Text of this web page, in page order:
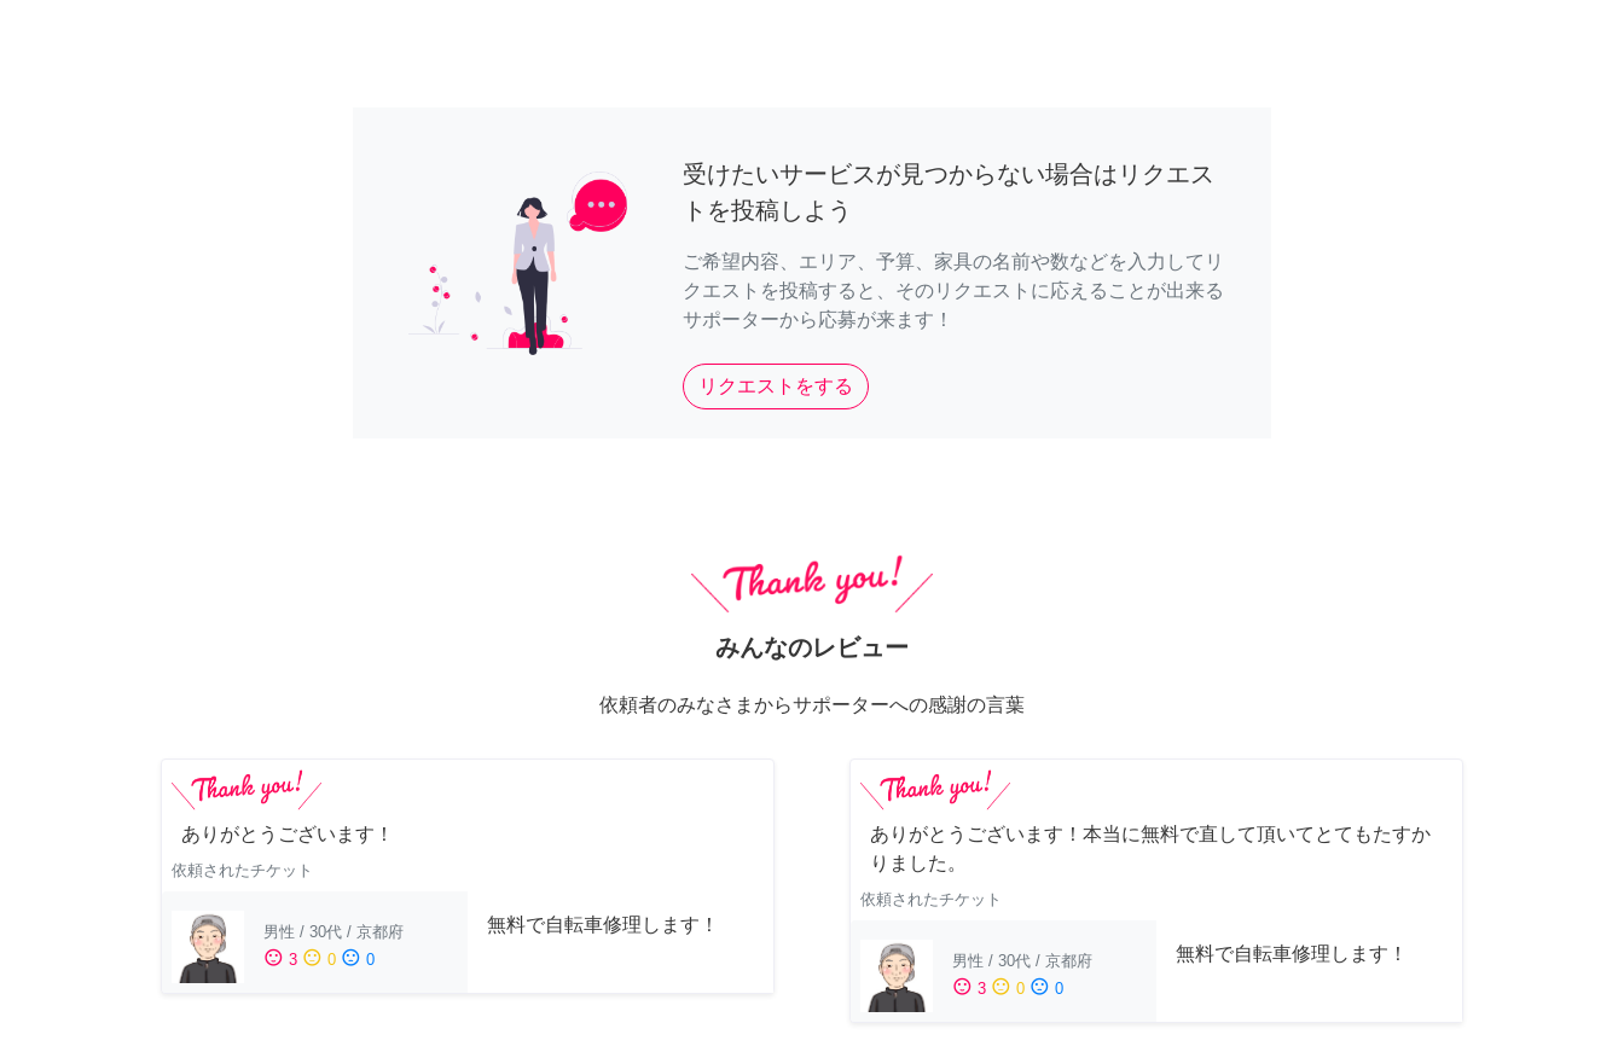
受けたいサービスが見つからない場合はリクエス
トを投稿しよう
ご希望内容、エリア、予算、家具の名前や数などを入力してリ
クエストを投稿すると、そのリクエストに応えることが出来る
サポーターから応募が来ます！
リクエストをする
みんなのレビュー
依頼者のみなさまからサポーターへの感謝の言葉
ありがとうございます！
依頼されたチケット
男性 / 30代 / 京都府
sentiment_satisfied 3 sentiment_neutral 0 sentiment_dissatisfied 0
無料で自転車修理します！
ありがとうございます！本当に無料で直して頂いてとてもたすか
りました。
依頼されたチケット
男性 / 30代 / 京都府
sentiment_satisfied 3 sentiment_neutral 0 sentiment_dissatisfied 0
無料で自転車修理します！